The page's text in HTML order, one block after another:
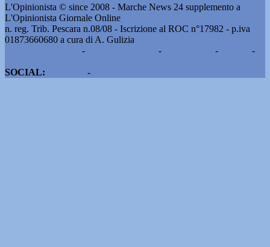
L'Opinionista © since 2008 - Marche News 24 supplemento a
L'Opinionista Giornale Online
n. reg. Trib. Pescara n.08/08 - Iscrizione al ROC n°17982 - p.iva
01873660680 a cura di A. Gulizia
- - -
-
SOCIAL:
-